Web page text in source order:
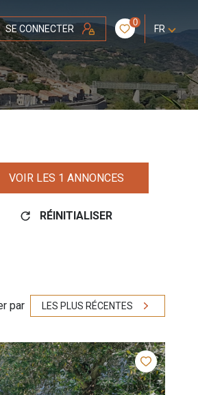
SE CONNECTER
0
FR
VOIR LES 1 ANNONCES
RÉINITIALISER
par LES PLUS RÉCENTES